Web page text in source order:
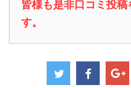
皆様も是非口コミ投
す。